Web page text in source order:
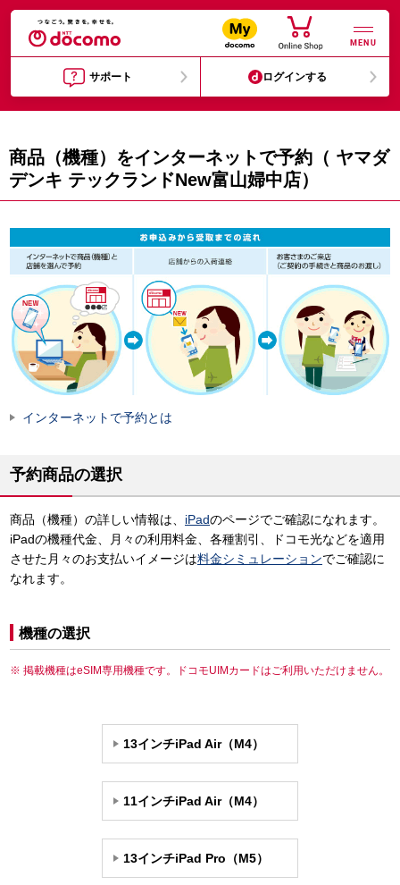
MENU
サポート ログインする
商品（機種）をインターネットで予約（ ヤマダ
デンキ テックランドNew富山婦中店）
インターネットで予約とは
予約商品の選択
商品（機種）の詳しい情報は、 iPadのページでご確認になれます。
iPadの機種代金、月々の利用料金、各種割引、ドコモ光などを適用
させた月々のお支払いイメージは料金シミュレーションでご確認に
なれます。
機種の選択
掲載機種はeSIM専用機種です。ドコモUIMカードはご利用いただけません。
13インチiPad Air（M4）
11インチiPad Air（M4）
13インチiPad Pro（M5）